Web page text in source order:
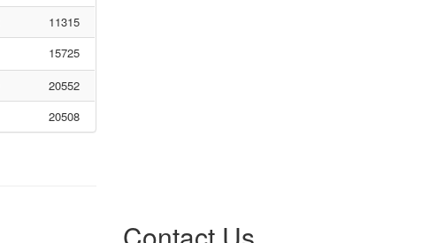
11315
15725
20552
20508